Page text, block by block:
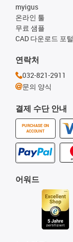
결제 수단 안내
PURCHASE ON
ACCOUNT
myigus
온라인 툴
무료 샘플
CAD 다운로드 포털
어워드
연락처
032-821-2911
문의 양식